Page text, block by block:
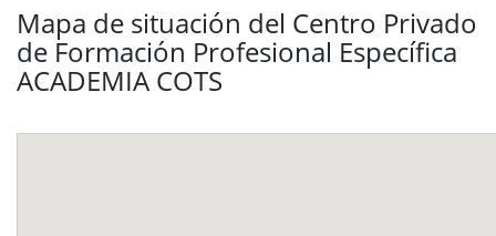
Mapa de situación del Centro Privado
de Formación Profesional Específica
ACADEMIA COTS